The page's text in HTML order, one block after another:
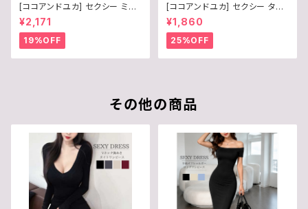
[ココアンドユカ] セクシー ミニ
ワンピース フレア 胸元 ボタン
半袖 谷間 レディース リブ ニッ
ト 前開き シンプル かわいい ミ
ニワンピ 夏 B0FDFKWDVQ
¥2,171
19%OFF
[ココアンドユカ] セクシー タイ
ト Vネック 半袖 ミニ ワンピース
リブ ニット フリル シンプル ボデ
ィコン オフショルダー 胸元 ミニ
ワンピ レディース B0F6Y3TQ
B9
¥1,860
25%OFF
その他の商品